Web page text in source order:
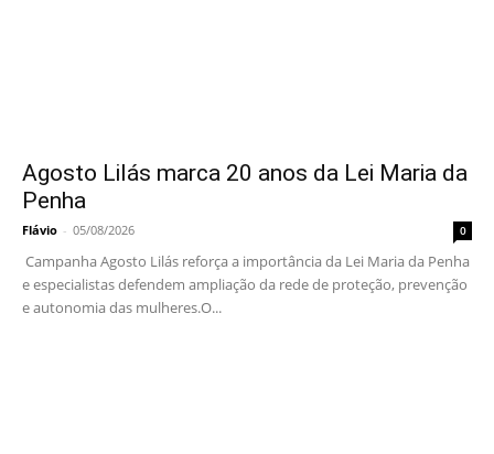
Agosto Lilás marca 20 anos da Lei Maria da
Penha
Flávio - 05/08/2026 0
Campanha Agosto Lilás reforça a importância da Lei Maria da Penha
e especialistas defendem ampliação da rede de proteção, prevenção
e autonomia das mulheres.O...